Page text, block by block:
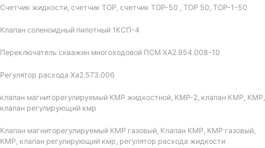
Счетчик жидкости, счетчик ТОР, счетчик ТОР-50 , ТОР 50, ТОР-1-50
Клапан соленоидный пилотный 1КСП-4
Переключатель скважин многоходовой ПСМ ХА2.954.008-10
Регулятор расхода Ха2.573.006
клапан магниторегулируемый КМР жидкостной, КМР-2, клапан КМР, КМР,
клапан регулирующий кмр
Клапан магниторегулируемый КМР газовый, Клапан КМР, КМР газовый,
КМР, клапан регулирующий кмр, регулятор расхода жидкости